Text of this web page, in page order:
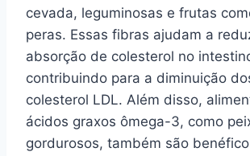
cevada, leguminosas e frutas
peras. Essas fibras ajudam a
absorção de colesterol no
contribuindo para a diminuição
colesterol LDL. Além disso,
ácidos graxos ômega-3, como
gordurosos, também são